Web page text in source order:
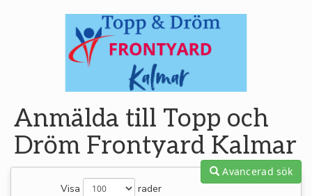
Anmälda till Topp och
Dröm Frontyard Kalmar
Avancerad sök
Visa
rader